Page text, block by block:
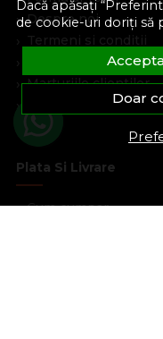
Dacă apăsați
de cookie-uri doriți să
Doar
Despre noi
Termeni si conditii
Confidentialitate
Marturiile clientilor
Politica de Cookies
Blog
Plata Si Livrare
Cum cumpar